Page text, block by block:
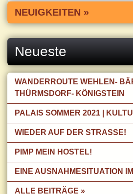
NEUIGKEITEN »
Neueste
WANDERROUTE WEHLEN-
THÜRMSDORF- KÖNIGSTEIN
PALAIS SOMMER 2021 |
WIEDER AUF DER STRASSE!
PIMP MEIN HOSTEL!
EINE AUSNAHMESITUATION
ALLE BEITRÄGE »